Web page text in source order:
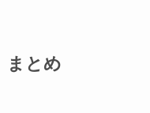
まとめ